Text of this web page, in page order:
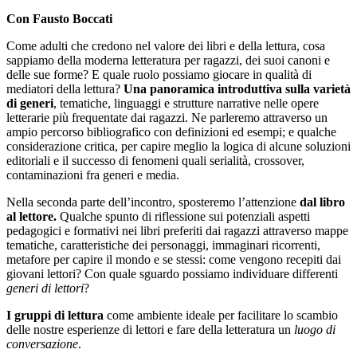
Con Fausto Boccati
Come adulti che credono nel valore dei libri e della lettura, cosa
sappiamo della moderna letteratura per ragazzi, dei suoi canoni e
delle sue forme? E quale ruolo possiamo giocare in qualità di
mediatori della lettura? Una panoramica introduttiva sulla varietà
di generi, tematiche, linguaggi e strutture narrative nelle opere
letterarie più frequentate dai ragazzi. Ne parleremo attraverso un
ampio percorso bibliografico con definizioni ed esempi; e qualche
considerazione critica, per capire meglio la logica di alcune soluzioni
editoriali e il successo di fenomeni quali serialità, crossover,
contaminazioni fra generi e media.
Nella seconda parte dell’incontro, sposteremo l’attenzione dal libro
al lettore. Qualche spunto di riflessione sui potenziali aspetti
pedagogici e formativi nei libri preferiti dai ragazzi attraverso mappe
tematiche, caratteristiche dei personaggi, immaginari ricorrenti,
metafore per capire il mondo e se stessi: come vengono recepiti dai
giovani lettori? Con quale sguardo possiamo individuare differenti
generi di lettori?
I gruppi di lettura come ambiente ideale per facilitare lo scambio
delle nostre esperienze di lettori e fare della letteratura un luogo di
conversazione.